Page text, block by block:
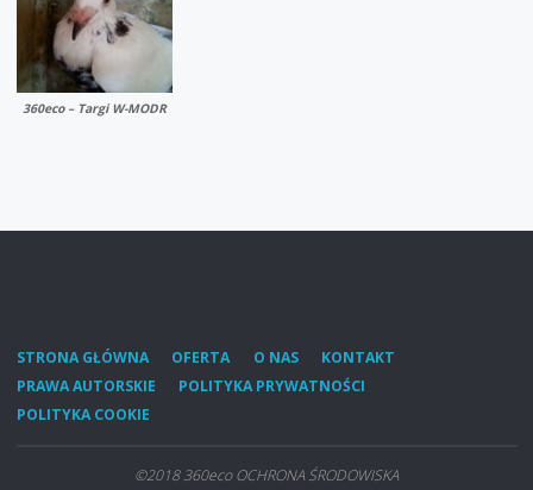
360eco – Targi W-MODR
STRONA GŁÓWNA OFERTA O NAS
KONTAKT
PRAWA AUTORSKIE
POLITYKA PRYWATNOŚCI
POLITYKA COOKIE
©2018 360eco OCHRONA ŚRODOWISKA